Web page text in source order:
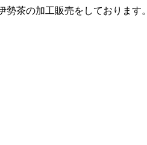
茶の加工販売をしております。